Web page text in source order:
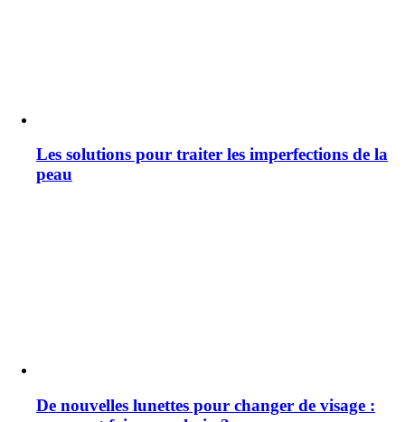
Les solutions pour traiter les imperfections de la
peau
De nouvelles lunettes pour changer de visage :